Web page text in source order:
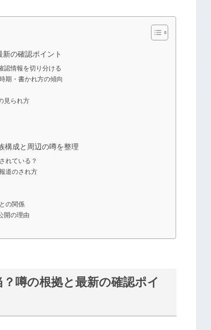
の確認ポイント
認情報を切り分ける
期・書かれ方の傾向
見られ方
構成と周辺の噂を整理
れている？
道のされ方
の関係
開の理由
噂の根拠と最新の確認ポイ